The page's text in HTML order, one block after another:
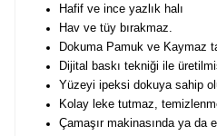
Hafif ve ince yazlık halı
Hav ve tüy bırakmaz.
Dokuma Pamuk ve Kaymaz
Dijital baskı tekniği ile
Yüzeyi ipeksi dokuya sahip
Kolay leke tutmaz,
Çamaşır makinasında ya da